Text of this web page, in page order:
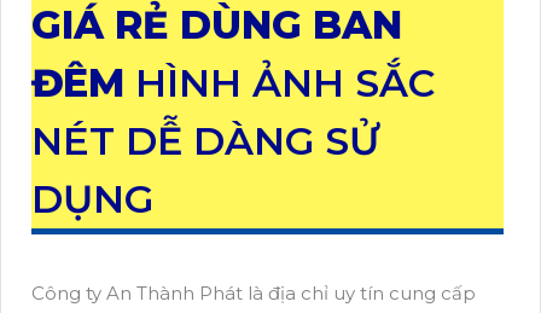
GIÁ RẺ DÙNG BAN
ĐÊM HÌNH ẢNH SẮC
NÉT DỄ DÀNG SỬ
DỤNG
Công ty An Thành Phát là địa chỉ uy tín cung cấp